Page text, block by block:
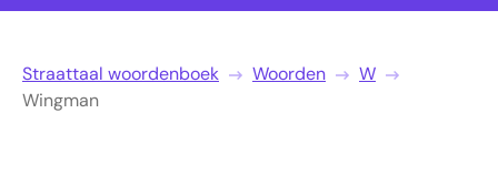
Straattaal woordenboek Woorden
W
Wingman